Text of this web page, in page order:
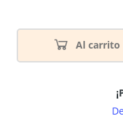
Al carrito